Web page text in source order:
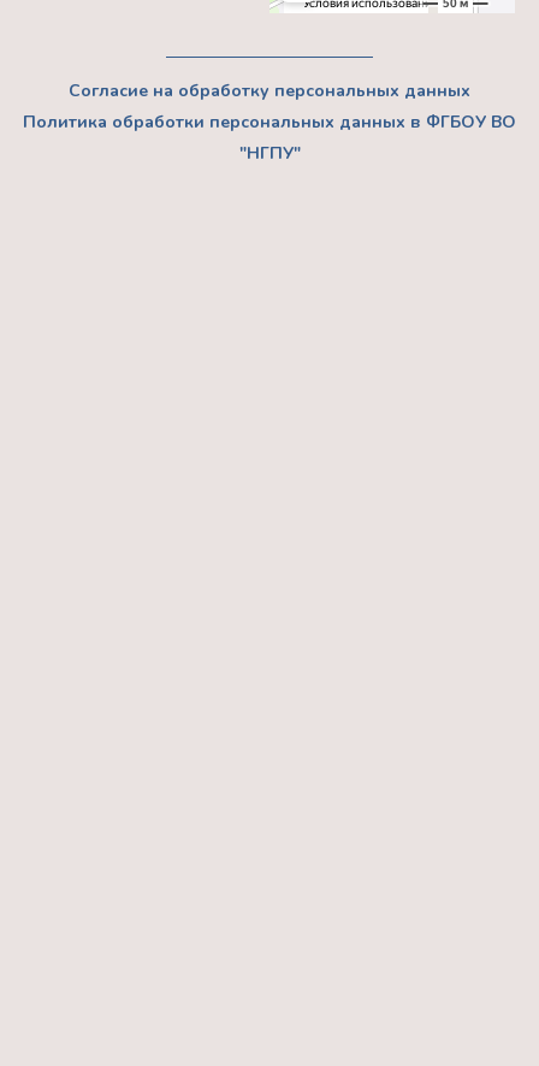
Согласие на обработку персональных данных
Политика обработки персональных данных в ФГБОУ ВО
"НГПУ"